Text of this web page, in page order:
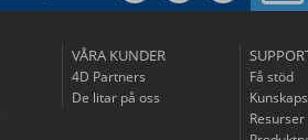
VÅRA KUNDER
4D Partners
De litar på oss
Få stöd
Resurser